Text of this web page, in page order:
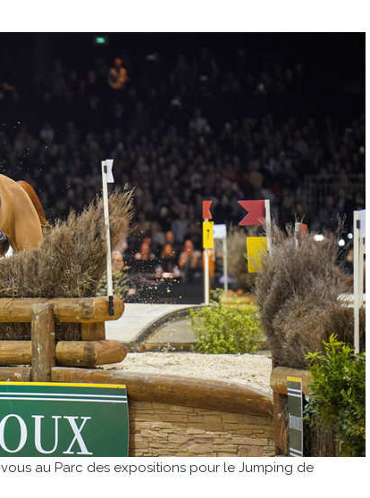
au Parc des expositions pour le Jumping de